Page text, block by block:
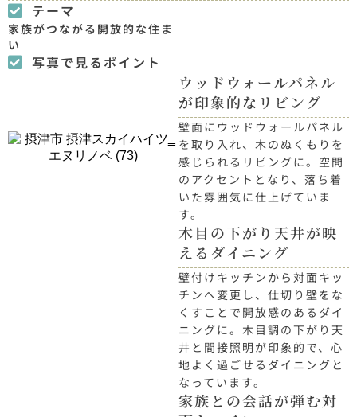
テーマ
家族がつながる開放的な住ま
い
写真で見るポイント
ウッドウォールパネル
が印象的なリビング
壁面にウッドウォールパネル
を取り入れ、木のぬくもりを
感じられるリビングに。空間
のアクセントとなり、落ち着
いた雰囲気に仕上げていま
す。
木目の下がり天井が映
えるダイニング
壁付けキッチンから対面キッ
チンへ変更し、仕切り壁をな
くすことで開放感のあるダイ
ニングに。木目調の下がり天
井と間接照明が印象的で、心
地よく過ごせるダイニングと
なっています。
家族との会話が弾む対